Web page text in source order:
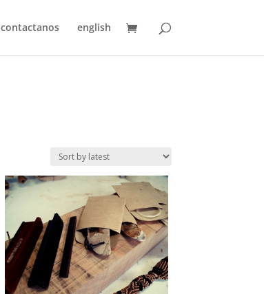
contactanos english